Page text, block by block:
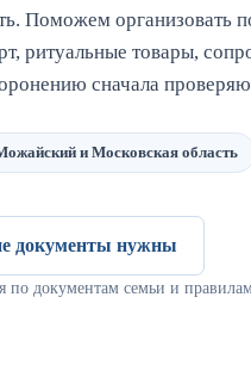
Поможем организовать
ритуальные товары,
сначала
и Московская область
документы нужны
по документам семьи и